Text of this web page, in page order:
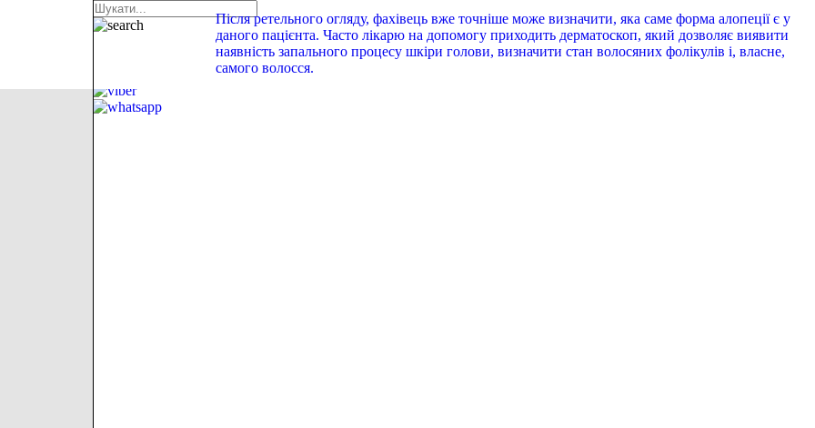
Після ретельного огляду, фахівець вже точніше може визначити, яка саме форма алопеції є у ​​
даного пацієнта. Часто лікарю на допомогу приходить дерматоскоп, який дозволяє виявити
наявність запального процесу шкіри голови, визначити стан волосяних фолікулів і, власне,
самого волосся.